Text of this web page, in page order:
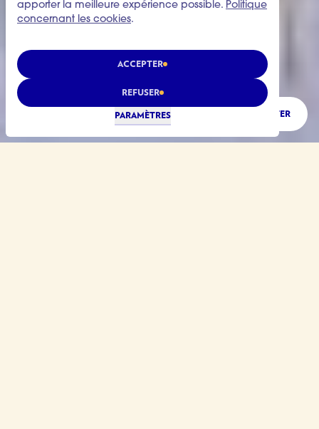
apporter la meilleure expérience possible. Politique
concernant les cookies.
ACCEPTER
REFUSER
PARAMÈTRES ÉCOUTER